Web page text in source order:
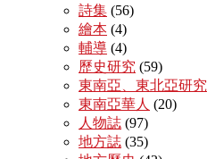
詩集 (56)
繪本 (4)
輔導 (4)
歷史研究 (59)
東南亞、東北亞研究
東南亞華人 (20)
人物誌 (97)
地方誌 (35)